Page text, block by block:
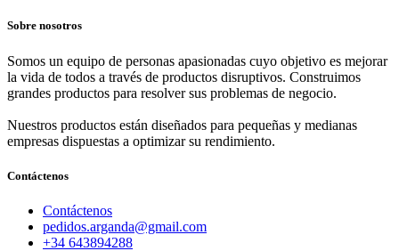
Sobre nosotros
Somos un equipo de personas apasionadas cuyo objetivo es mejorar
la vida de todos a través de productos disruptivos. Construimos
grandes productos para resolver sus problemas de negocio.
Nuestros productos están diseñados para pequeñas y medianas
empresas dispuestas a optimizar su rendimiento.
Contáctenos
Contáctenos
pedidos.arganda@gmail.com
+34 643894288